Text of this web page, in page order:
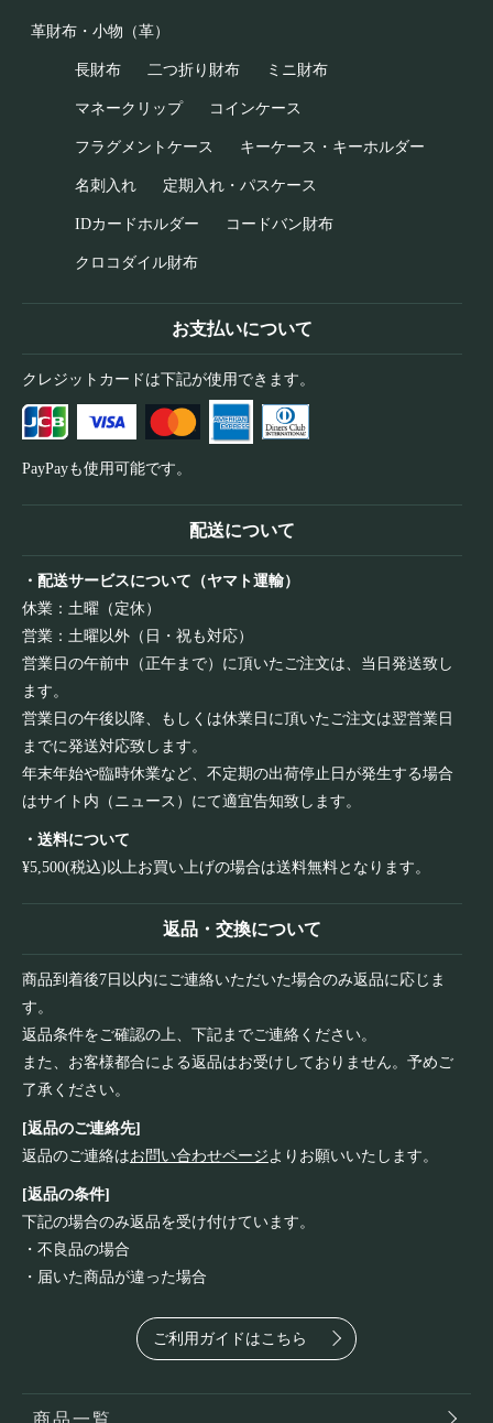
革財布・小物（革）
長財布 二つ折り財布 ミニ財布
マネークリップ コインケース
フラグメントケース キーケース・キーホルダー
名刺入れ 定期入れ・パスケース
IDカードホルダー コードバン財布
クロコダイル財布
お支払いについて
クレジットカードは下記が使用できます。
PayPayも使用可能です。
配送について
・配送サービスについて（ヤマト運輸）
休業：土曜（定休）
営業：土曜以外（日・祝も対応）
営業日の午前中（正午まで）に頂いたご注文は、当日発送致し
ます。
営業日の午後以降、もしくは休業日に頂いたご注文は翌営業日
までに発送対応致します。
年末年始や臨時休業など、不定期の出荷停止日が発生する場合
はサイト内（ニュース）にて適宜告知致します。
・送料について
¥5,500(税込)以上お買い上げの場合は送料無料となります。
返品・交換について
商品到着後7日以内にご連絡いただいた場合のみ返品に応じま
す。
返品条件をご確認の上、下記までご連絡ください。
また、お客様都合による返品はお受けしておりません。予めご
了承ください。
[返品のご連絡先]
返品のご連絡はお問い合わせページ よりお願いいたします。
[返品の条件]
下記の場合のみ返品を受け付けています。
・不良品の場合
・届いた商品が違った場合
ご利用ガイドはこちら
商品一覧